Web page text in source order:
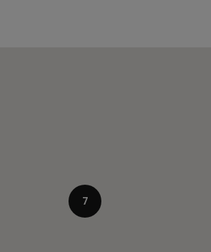
7